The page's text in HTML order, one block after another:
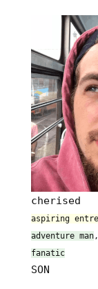
cherised
aspiring
adventure man ,
fanatic
SON